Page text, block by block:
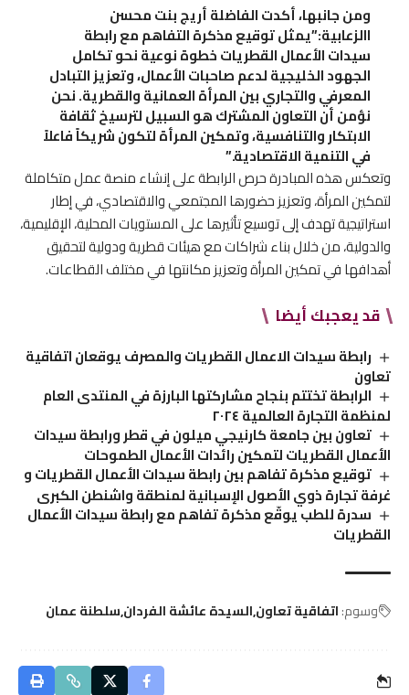
ومن جانبها، أكدت الفاضلة أريج بنت محسن
االزعابية:”يمثل توقيع مذكرة التفاهم مع رابطة
سيدات الأعمال القطريات خطوة نوعية نحو تكامل
الجهود الخليجية لدعم صاحبات الأعمال، وتعزيز التبادل
المعرفي والتجاري بين المرأة العمانية والقطرية. نحن
نؤمن أن التعاون المشترك هو السبيل لترسيخ ثقافة
الابتكار والتنافسية، وتمكين المرأة لتكون شريكاً فاعلاً
في التنمية الاقتصادية.”
وتعكس هذه المبادرة حرص الرابطة على إنشاء منصة عمل متكاملة
لتمكين المرأة، وتعزيز حضورها المجتمعي والاقتصادي، في إطار
استراتيجية تهدف إلى توسيع تأثيرها على المستويات المحلية، الإقليمية،
والدولية، من خلال بناء شراكات مع هيئات قطرية ودولية لتحقيق
أهدافها في تمكين المرأة وتعزيز مكانتها في مختلف القطاعات.
قد يعجبك أيضا
رابطة سيدات الاعمال القطريات والمصرف يوقعان اتفاقية
تعاون
الرابطة تختتم بنجاح مشاركتها البارزة في المنتدى العام
لمنظمة التجارة العالمية ٢٠٢٤
تعاون بين جامعة كارنيجي ميلون في قطر ورابطة سيدات
الأعمال القطريات لتمكين رائدات الأعمال الطموحات
توقيع مذكرة تفاهم بين رابطة سيدات الأعمال القطريات و
غرفة تجارة ذوي الأصول الإسبانية لمنطقة واشنطن الكبرى
سدرة للطب يوقّع مذكرة تفاهم مع رابطة سيدات الأعمال
القطريات
وسوم:اتفاقية تعاونالسيدة عائشة الفردانسلطنة عمان